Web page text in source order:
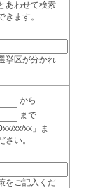
あわせて検索
ます。
挙区が分かれ
から
まで
xx/xx」ま
い。
をご記入くだ